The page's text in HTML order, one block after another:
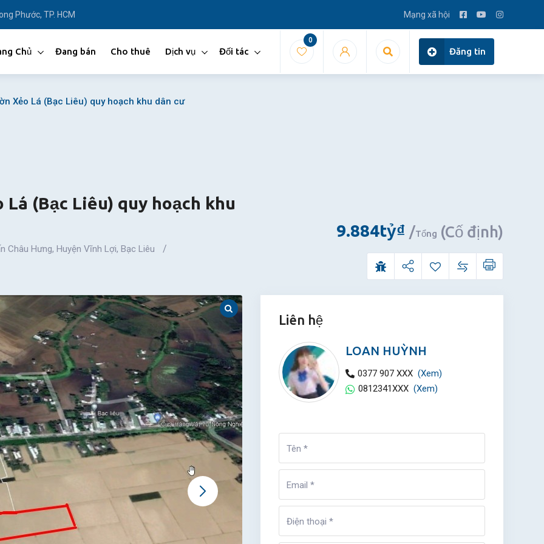
Phước, TP. HCM Mạng xã hội
Chủ Đang bán Cho thuê Dịch vụ Đối tác
0
Đăng tin
Xẻo Lá (Bạc Liêu) quy hoạch khu dân cư
Lá (Bạc Liêu) quy hoạch khu
Châu Hưng, Huyện Vĩnh Lợi, Bạc Liêu
9.884tỷ₫ Tổng (Cố định)
Liên hệ
LOAN HUỲNH
0377 907 XXX (Xem)
0812341XXX (Xem)